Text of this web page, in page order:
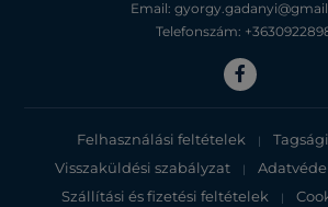
Email:
Telefonszám:
Felhasználási feltételek |
Visszaküldési szabályzat |
Szállítási és fizetési feltételek |